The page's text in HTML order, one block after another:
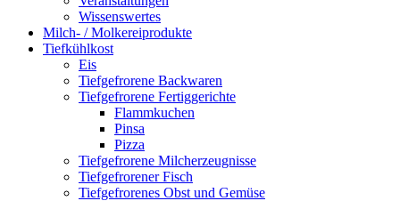
Wissenswertes
Milch- / Molkereiprodukte
Tiefkühlkost
Eis
Tiefgefrorene Backwaren
Tiefgefrorene Fertiggerichte
Flammkuchen
Pinsa
Pizza
Tiefgefrorene Milcherzeugnisse
Tiefgefrorener Fisch
Tiefgefrorenes Obst und Gemüse